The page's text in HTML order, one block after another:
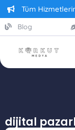
Tüm
Blog
dijital